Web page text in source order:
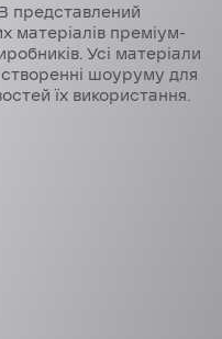
представлений
матеріалів преміум-
Усі матеріали
шоуруму для
їх використання.